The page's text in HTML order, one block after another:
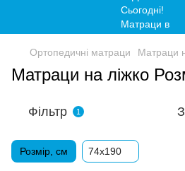
Ортопедичні матраци Матраци
Матраци на ліжко
Фільтр 1
Розмір, см 74х190